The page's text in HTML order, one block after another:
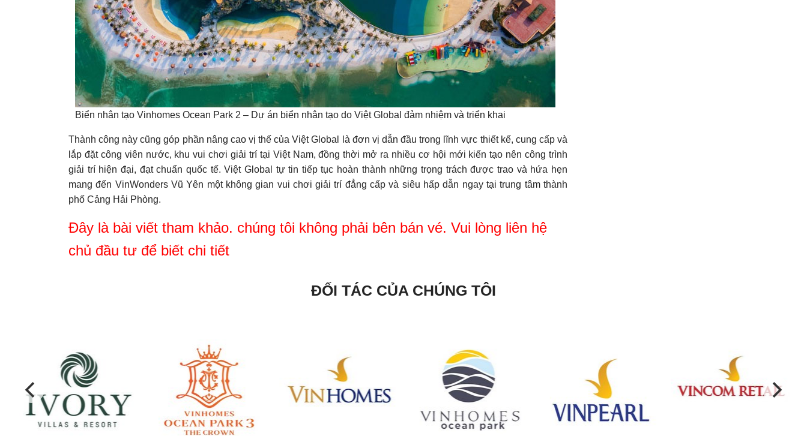
Biển nhân tạo Vinhomes Ocean Park 2 – Dự án biển nhân tạo do Việt Global đảm nhiệm và triển khai
Thành công này cũng góp phần nâng cao vị thế của Việt Global là đơn vị dẫn đầu trong lĩnh vực thiết kế, cung cấp và
lắp đặt công viên nước, khu vui chơi giải trí tại Việt Nam, đồng thời mở ra nhiều cơ hội mới kiến tạo nên công trình
giải trí hiện đại, đạt chuẩn quốc tế. Việt Global tự tin tiếp tục hoàn thành những trọng trách được trao và hứa hẹn
mang đến VinWonders Vũ Yên một không gian vui chơi giải trí đẳng cấp và siêu hấp dẫn ngay tại trung tâm thành
phố Cảng Hải Phòng.
Đây là bài viết tham khảo. chúng tôi không phải bên bán vé. Vui lòng liên hệ
chủ đầu tư để biết chi tiết
ĐỐI TÁC CỦA CHÚNG TÔI